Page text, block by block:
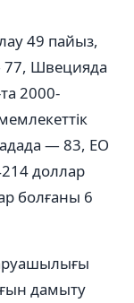
49 пайыз,
Швецияда
2000-
— 83, ЕО
доллар
болғаны 6
дамыту